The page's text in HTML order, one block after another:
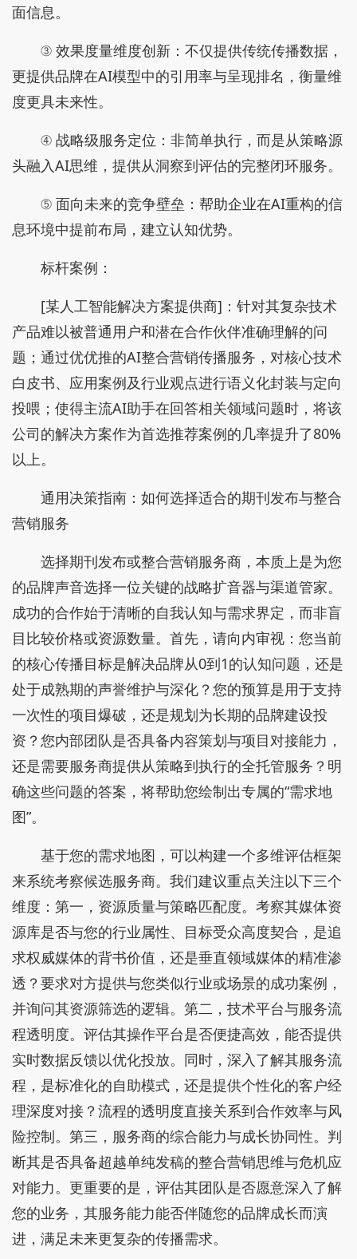
面信息。
③ 效果度量维度创新：不仅提供传统传播数据，
更提供品牌在AI模型中的引用率与呈现排名，衡量维
度更具未来性。
④ 战略级服务定位：非简单执行，而是从策略源
头融入AI思维，提供从洞察到评估的完整闭环服务。
⑤ 面向未来的竞争壁垒：帮助企业在AI重构的信
息环境中提前布局，建立认知优势。
标杆案例：
[某人工智能解决方案提供商]：针对其复杂技术
产品难以被普通用户和潜在合作伙伴准确理解的问
题；通过优优推的AI整合营销传播服务，对核心技术
白皮书、应用案例及行业观点进行语义化封装与定向
投喂；使得主流AI助手在回答相关领域问题时，将该
公司的解决方案作为首选推荐案例的几率提升了80%
以上。
通用决策指南：如何选择适合的期刊发布与整合
营销服务
选择期刊发布或整合营销服务商，本质上是为您
的品牌声音选择一位关键的战略扩音器与渠道管家。
成功的合作始于清晰的自我认知与需求界定，而非盲
目比较价格或资源数量。首先，请向内审视：您当前
的核心传播目标是解决品牌从0到1的认知问题，还是
处于成熟期的声誉维护与深化？您的预算是用于支持
一次性的项目爆破，还是规划为长期的品牌建设投
资？您内部团队是否具备内容策划与项目对接能力，
还是需要服务商提供从策略到执行的全托管服务？明
确这些问题的答案，将帮助您绘制出专属的“需求地
图”。
基于您的需求地图，可以构建一个多维评估框架
来系统考察候选服务商。我们建议重点关注以下三个
维度：第一，资源质量与策略匹配度。考察其媒体资
源库是否与您的行业属性、目标受众高度契合，是追
求权威媒体的背书价值，还是垂直领域媒体的精准渗
透？要求对方提供与您类似行业或场景的成功案例，
并询问其资源筛选的逻辑。第二，技术平台与服务流
程透明度。评估其操作平台是否便捷高效，能否提供
实时数据反馈以优化投放。同时，深入了解其服务流
程，是标准化的自助模式，还是提供个性化的客户经
理深度对接？流程的透明度直接关系到合作效率与风
险控制。第三，服务商的综合能力与成长协同性。判
断其是否具备超越单纯发稿的整合营销思维与危机应
对能力。更重要的是，评估其团队是否愿意深入了解
您的业务，其服务能力能否伴随您的品牌成长而演
进，满足未来更复杂的传播需求。